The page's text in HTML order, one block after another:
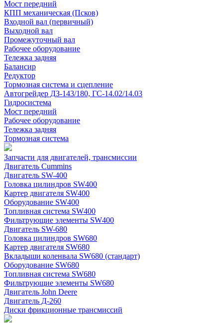
Мост передний
КПП механическая (Псков)
Входной вал (первичный)
Выходной вал
Промежуточный вал
Рабочее оборудование
Тележка задняя
Балансир
Редуктор
Тормозная система и сцепление
Автогрейдер ДЗ-143/180, ГС-14.02/14.03
Гидросистема
Мост передний
Рабочее оборудование
Тележка задняя
Тормозная система
Запчасти для двигателей, трансмиссии
Двигатель Cummins
Двигатель SW-400
Головка цилиндров SW400
Картер двигателя SW400
Оборудование SW400
Топливная система SW400
Фильтрующие элементы SW400
Двигатель SW-680
Головка цилиндров SW680
Картер двигателя SW680
Вкладыши коленвала SW680 (стандарт)
Оборудование SW680
Топливная система SW680
Фильтрующие элементы SW680
Двигатель John Deere
Двигатель Д-260
Диски фрикционные трансмиссий